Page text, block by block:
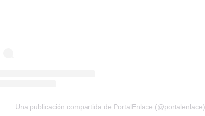
Una publicación compartida de PortalEnlace (@portalenlace)